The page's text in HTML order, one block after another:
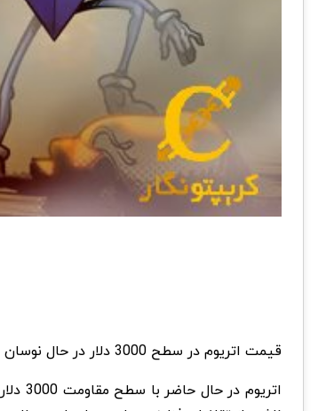
قیمت اتریوم در سطح 3000 دلار در حال نوسان است، اما داده‌ها حاکی از سرگیری روند صعودی است.
اتریوم در حال حاضر با سطح مقاومت 3000 دلاری، پس از افزایش قابل توجه 29.7 درصدی از 6 فوریه تا 20 فوریه، مبارزه می‌کند. تحلیلگران دستاوردهای اخیر